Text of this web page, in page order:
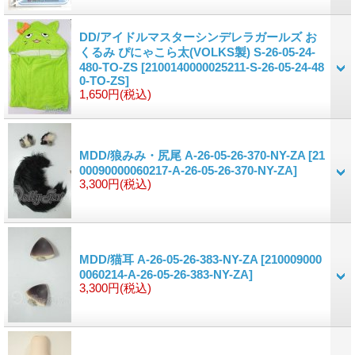
DD/アイドルマスターシンデレラガールズ お
くるみ ぴにゃこら太(VOLKS製) S-26-05-24-
480-TO-ZS [2100140000025211-S-26-05-24-48
0-TO-ZS]
1,650円(税込)
MDD/狼みみ・尻尾 A-26-05-26-370-NY-ZA [21
00090000060217-A-26-05-26-370-NY-ZA]
3,300円(税込)
MDD/猫耳 A-26-05-26-383-NY-ZA [210009000
0060214-A-26-05-26-383-NY-ZA]
3,300円(税込)